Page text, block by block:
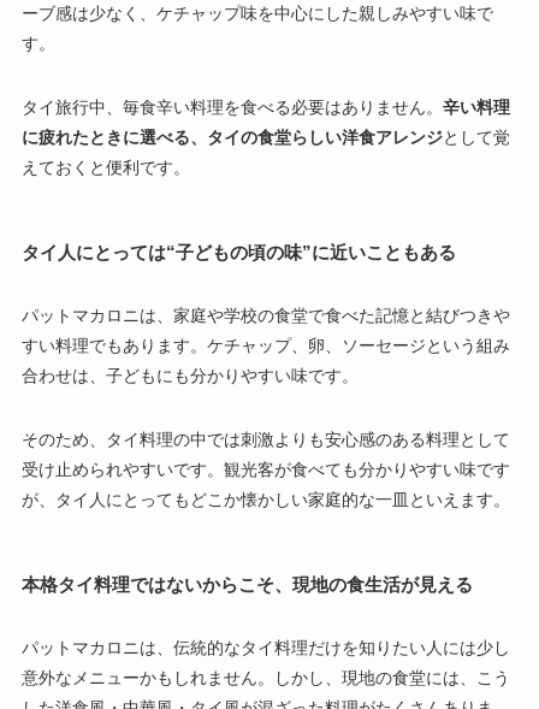
ーブ感は少なく、ケチャップ味を中心にした親しみやすい味で
す。
タイ旅行中、毎食辛い料理を食べる必要はありません。 辛い料理
に疲れたときに選べる、タイの食堂らしい洋食アレンジとして覚
えておくと便利です。
タイ人にとっては“子どもの頃の味”に近いこともある
パットマカロニは、家庭や学校の食堂で食べた記憶と結びつきや
すい料理でもあります。ケチャップ、卵、ソーセージという組み
合わせは、子どもにも分かりやすい味です。
そのため、タイ料理の中では刺激よりも安心感のある料理として
受け止められやすいです。観光客が食べても分かりやすい味です
が、タイ人にとってもどこか懐かしい家庭的な一皿といえます。
本格タイ料理ではないからこそ、現地の食生活が見える
パットマカロニは、伝統的なタイ料理だけを知りたい人には少し
意外なメニューかもしれません。しかし、現地の食堂には、こう